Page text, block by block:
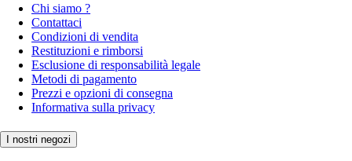
Chi siamo ?
Contattaci
Condizioni di vendita
Restituzioni e rimborsi
Esclusione di responsabilità legale
Metodi di pagamento
Prezzi e opzioni di consegna
Informativa sulla privacy
I nostri negozi